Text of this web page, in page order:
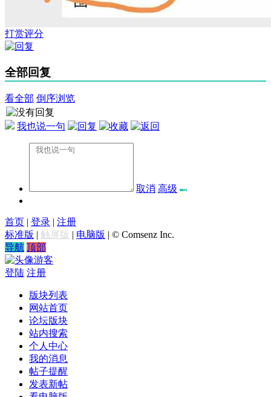
打赏评分
全部回复
看全部 倒序浏览
我也说一句
取消 高级
首页 | 登录 | 注册
标准版 | 触屏版 | 电脑版 | © Comsenz Inc.
导航 顶部
游客
登陆 注册
版块列表
网站首页
论坛版块
站内搜索
个人中心
我的消息
帖子提醒
发表新帖